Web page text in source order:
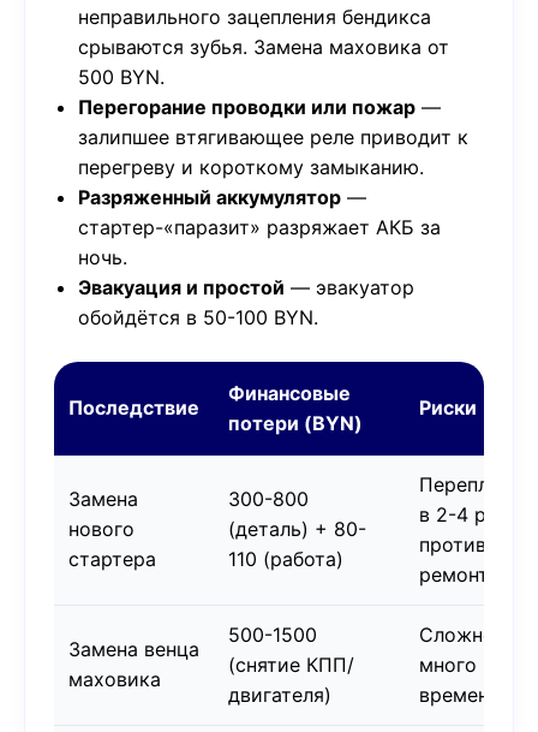
неправильного зацепления бендикса
срываются зубья. Замена маховика от
500 BYN.
Перегорание проводки или пожар —
залипшее втягивающее реле приводит к
перегреву и короткому замыканию.
Разряженный аккумулятор —
стартер-«паразит» разряжает АКБ за
ночь.
Эвакуация и простой — эвакуатор
обойдётся в 50-100 BYN.
Последствие
Финансовые
потери (BYN)
Риски
Замена
нового
стартера
300-800
(деталь) + 80-
110 (работа)
Переплата
в 2-4 раза
против
ремонта
Замена венца
маховика
500-1500
(снятие КПП/
двигателя)
Сложность,
много
времени